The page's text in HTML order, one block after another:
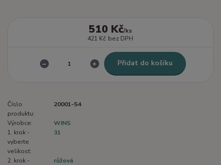
510 Kč/ks
421 Kč bez DPH
Přidat do košíku
Číslo
produktu:
20001-54
Výrobce:
WINS
1. krok -
vyberte
velikost:
31
2. krok -
růžová